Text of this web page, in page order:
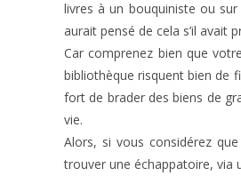
livres à un bouquiniste ou
aurait pensé de cela s’il avait
Car comprenez bien que
bibliothèque risquent bien de
fort de brader des biens de
vie.
Alors, si vous considérez
trouver une échappatoire, via